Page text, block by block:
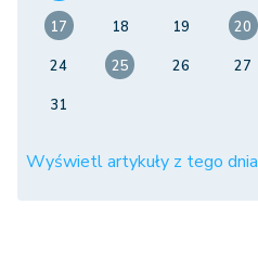
17
18 19 20
24
25 26 27
31
Wyświetl artykuły z tego dnia